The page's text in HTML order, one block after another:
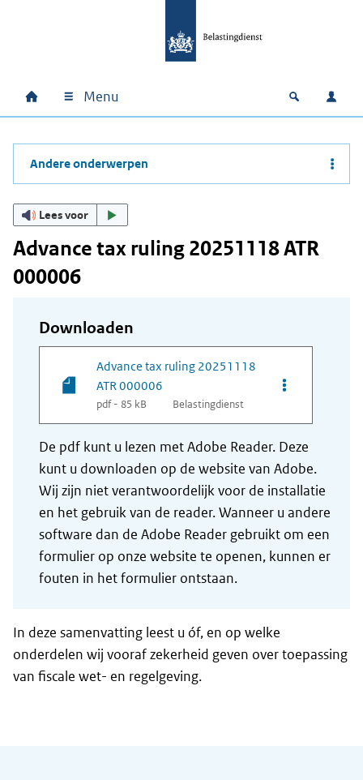
Hoofdnavigatie
Home Menu Open
Andere onderwerpen
Lees voor
Advance tax ruling 20251118 ATR
000006
Downloaden
Advance tax ruling 20251118
ATR 000006
pdf - 85 kB Belastingdienst
Opties van
De pdf kunt u lezen met Adobe Reader. Deze
kunt u downloaden op de website van Adobe.
Wij zijn niet verantwoordelijk voor de installatie
en het gebruik van de reader. Wanneer u andere
software dan de Adobe Reader gebruikt om een
formulier op onze website te openen, kunnen er
fouten in het formulier ontstaan.
In deze samenvatting leest u óf, en op welke
onderdelen wij vooraf zekerheid geven over toepassing
van fiscale wet- en regelgeving.